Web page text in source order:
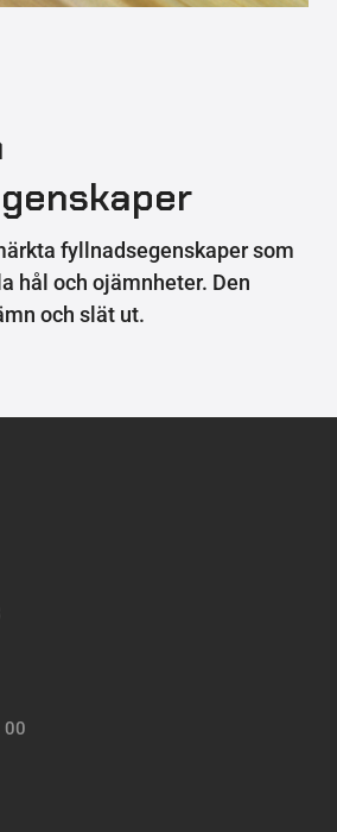
fyllnadsegenskaper som
hål och ojämnheter. Den
och slät ut.
00